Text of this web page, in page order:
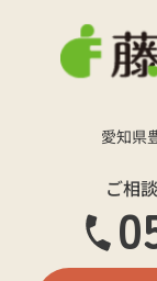
愛知県
ご相